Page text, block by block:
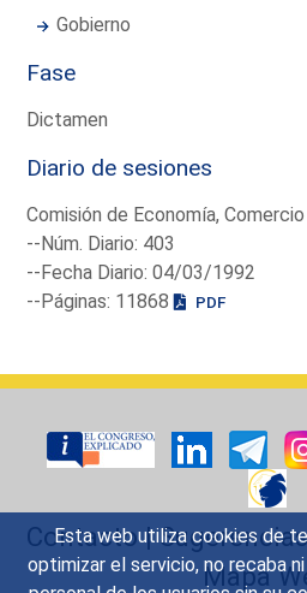
Esta web utiliza cookies de
optimizar el servicio, no recaba
Gobierno
Fase
Dictamen
Diario de sesiones
Comisión de Economía,
--Núm. Diario: 403
--Fecha Diario: 04/03/1992
--Páginas: 11868
PDF
Contacto|
Mapa